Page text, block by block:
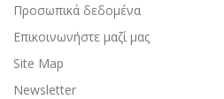
Προσωπικά δεδομένα
Επικοινωνήστε μαζί μας
Site Map
Newsletter